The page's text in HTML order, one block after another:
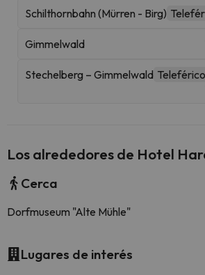
Schilthornbahn (Mürren - Birg)
Gimmelwald
Stechelberg – Gimmelwald Teleférico
Los alrededores de Hotel
Cerca
Dorfmuseum "Alte Mühle"
Lugares de interés